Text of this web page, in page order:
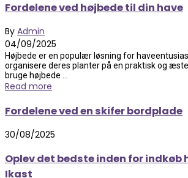
Fordelene ved højbede til din have
By Admin
04/09/2025
Højbede er en populær løsning for
organisere deres planter på en praktisk og
bruge højbede ...
Read more
Fordelene ved en skifer bordplade
30/08/2025
Oplev det bedste inden for indkøb
Ikast